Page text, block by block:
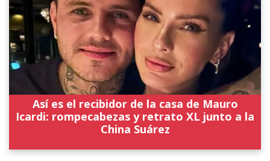
Así es el recibidor de la casa de Mauro
Icardi: rompecabezas y retrato XL junto a la
China Suárez